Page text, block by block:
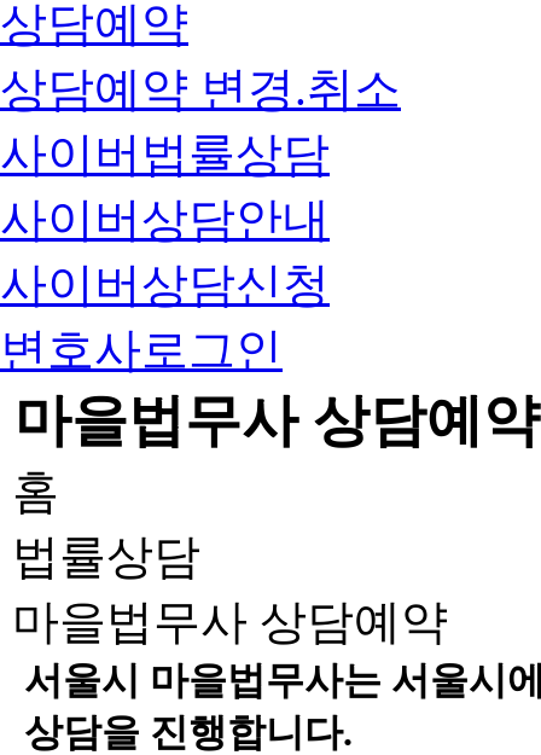
상담예약
상담예약 변경.취소
사이버법률상담
사이버상담안내
사이버상담신청
변호사로그인
마을법무사 상담예약
홈
법률상담
마을법무사 상담예약
서울시 마을법무사는 서울시
상담을 진행합니다.